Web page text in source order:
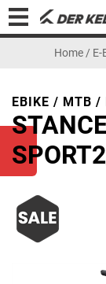
Home / E-
EBIKE / MTB /